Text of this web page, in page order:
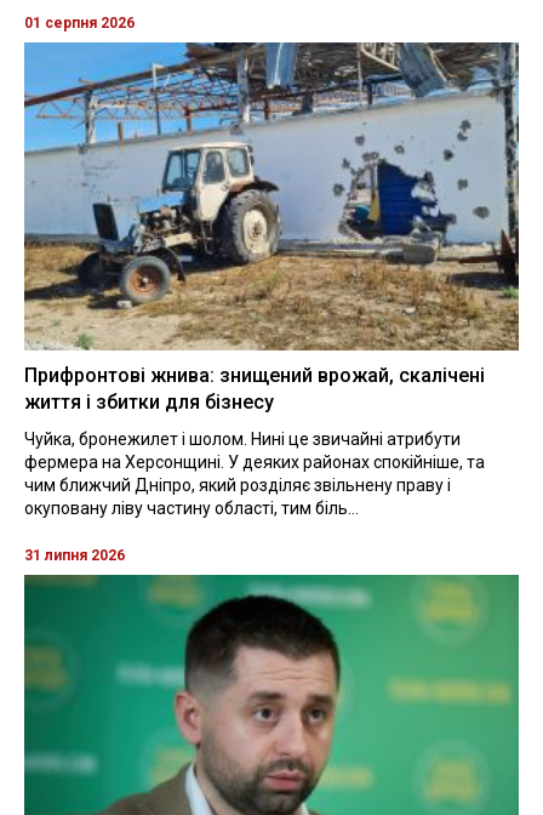
01 серпня 2026
Прифронтові жнива: знищений врожай, скалічені
життя і збитки для бізнесу
Чуйка, бронежилет і шолом. Нині це звичайні атрибути
фермера на Херсонщині. У деяких районах спокійніше, та
чим ближчий Дніпро, який розділяє звільнену праву і
окуповану ліву частину області, тим біль...
31 липня 2026